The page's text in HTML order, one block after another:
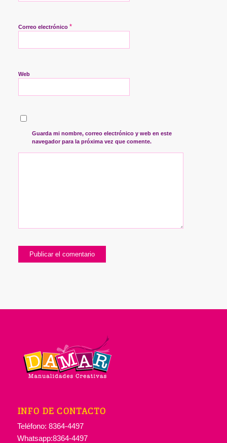
Correo electrónico *
Web
Guarda mi nombre, correo electrónico y web en este
navegador para la próxima vez que comente.
INFO DE CONTACTO
Teléfono: 8364-4497
Whatsapp:8364-4497